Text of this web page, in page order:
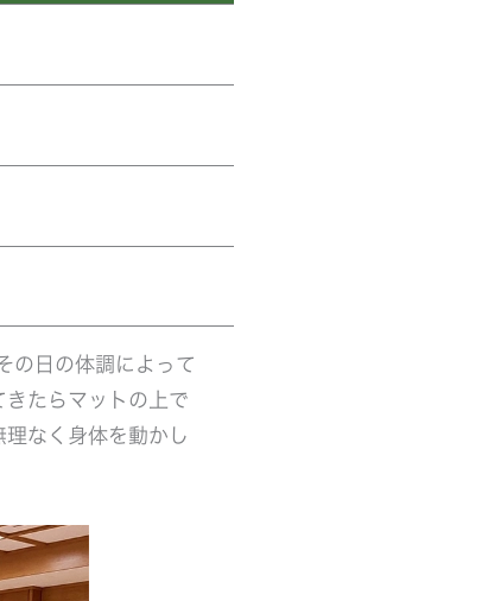
の日の体調によって
たらマットの上で
なく身体を動かし